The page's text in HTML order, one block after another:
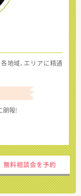
地域、エリアに精通
朗報!
無料相談会を予約